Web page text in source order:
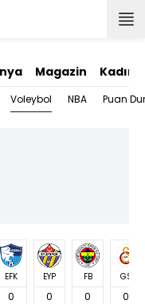
Magazin Kadın
Voleybol NBA Puan
EFK
0
EYP
0
FB
0
GS
0